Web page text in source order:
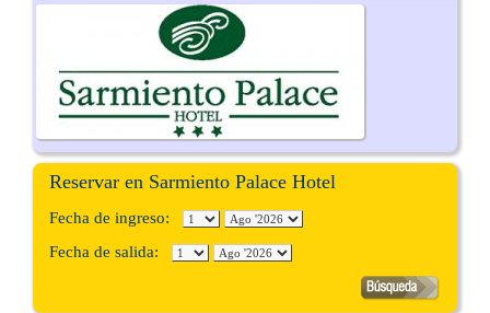
Reservar en Sarmiento Palace Hotel
Fecha de ingreso:
Fecha de salida: